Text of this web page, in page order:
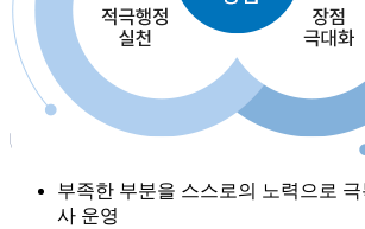
부족한 부분을 스스로의 노력으로
사 운영